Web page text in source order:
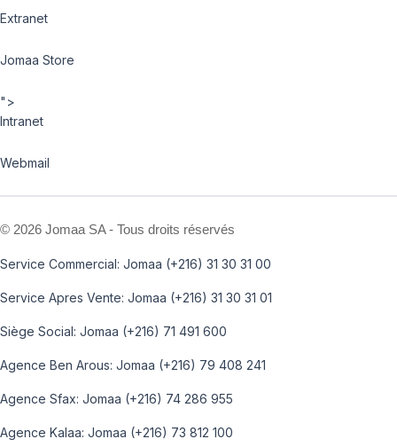
Extranet
Jomaa Store
">
Intranet
Webmail
© 2026 Jomaa SA - Tous droits réservés
Service Commercial: Jomaa (+216) 31 30 31 00
Service Apres Vente: Jomaa (+216) 31 30 31 01
Siège Social: Jomaa (+216) 71 491 600
Agence Ben Arous: Jomaa (+216) 79 408 241
Agence Sfax: Jomaa (+216) 74 286 955
Agence Kalaa: Jomaa (+216) 73 812 100